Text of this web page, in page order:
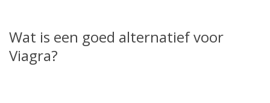
Wat is een goed alternatief voor
Viagra?